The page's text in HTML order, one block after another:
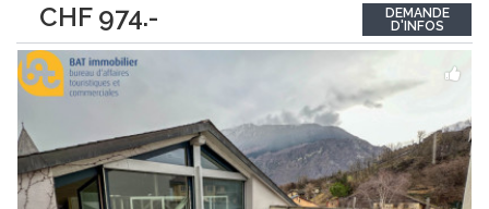
CHF 974.-
cuisine est à partager avec la propriétaire qui habite au 4e étage.
Annexes : une...
DEMANDE
D'INFOS